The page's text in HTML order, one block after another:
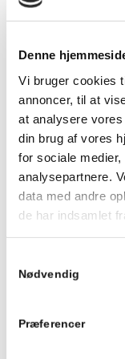
Denne
Vi bruger cookies
annoncer, til at
at analysere
din brug af vores
for sociale
analysepartnere.
data med andre
de har indsamlet
Nødvendig
Præferencer
datablad......
Vælg
Antares
Antares
være en ekstremt
kulstofstål.
grader, og et tryk
datablad......
Vælg
Moon CR
hårdfør ventil i
stål. Kuglehanen